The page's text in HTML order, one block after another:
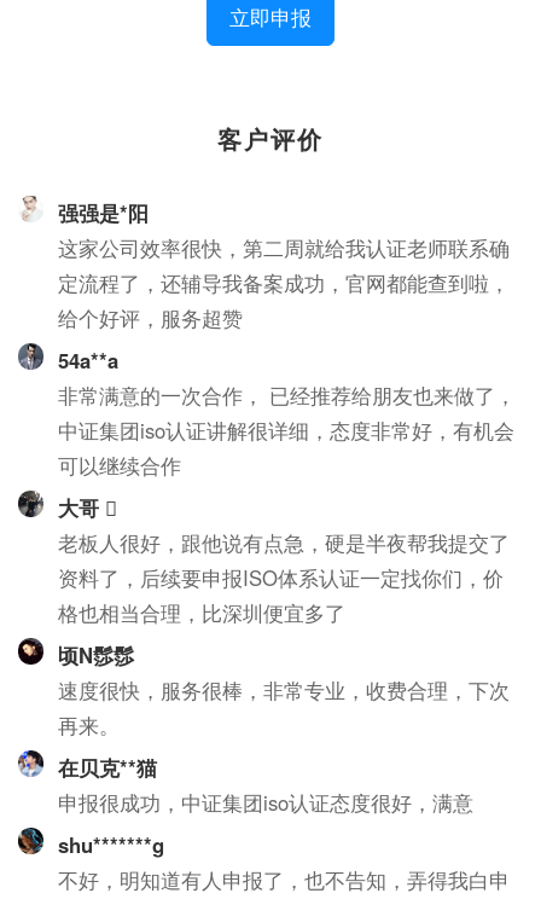
立即申报
客户评价
强强是*阳
这家公司效率很快，第二周就给我认证老师联系确
定流程了，还辅导我备案成功，官网都能查到啦，
给个好评，服务超赞
54a**a
非常满意的一次合作， 已经推荐给朋友也来做了，
中证集团iso认证讲解很详细，态度非常好，有机会
可以继续合作
大哥 
老板人很好，跟他说有点急，硬是半夜帮我提交了
资料了，后续要申报ISO体系认证一定找你们，价
格也相当合理，比深圳便宜多了
顷N髿髿
速度很快，服务很棒，非常专业，收费合理，下次
再来。
在贝克**猫
申报很成功，中证集团iso认证态度很好，满意
shu*******g
不好，明知道有人申报了，也不告知，弄得我白申